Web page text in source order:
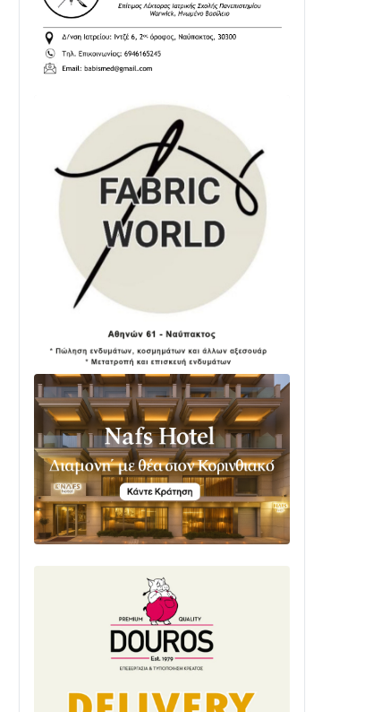
Δωρίδα για Όλους: «Καμία εκχώρηση
των νερών στην ΕΥΔΑΠ»
28/07 • 21:46
Διαβάστε την «Ναυπακτία» που
ΕΚΤΑΚΤΟ – ΝΑΥΠΑΚΤΙΑ: ΣΥΝΑΓΕΡΜΟΣ
ΣΤΗΝ ΠΥΡΟΣΒΕΣΤΙΚΗ ΓΙΑ ΦΩΤΙΑ ΣΤΟΝ
ΑΓΙΟ ΗΛΙΑ ΠΡΙΝ ΤΗ ΓΡΑΝΙΤΣΑ